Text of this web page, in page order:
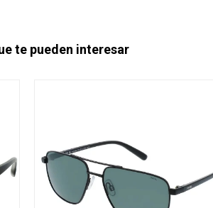
te pueden interesar